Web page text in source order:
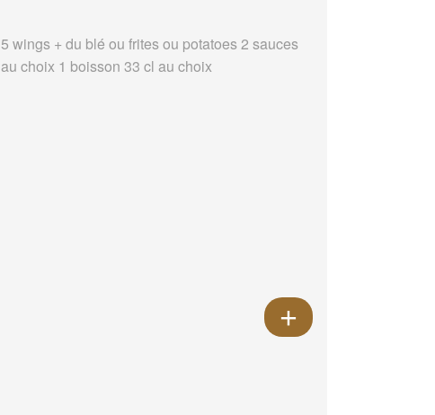
5 wings + du blé ou frites ou potatoes 2 sauces
au choix 1 boisson 33 cl au choix